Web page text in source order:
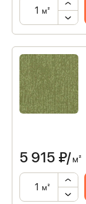
м²
5 915 ₽/м²
м²